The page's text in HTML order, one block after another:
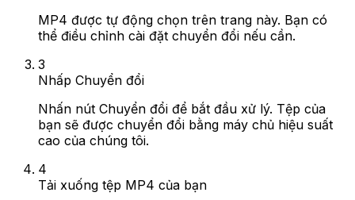
MP4 được tự động chọn trên trang này. Bạn có
thể điều chỉnh cài đặt chuyển đổi nếu cần.
3
Nhấp Chuyển đổi
Nhấn nút Chuyển đổi để bắt đầu xử lý. Tệp của
bạn sẽ được chuyển đổi bằng máy chủ hiệu suất
cao của chúng tôi.
4
Tải xuống tệp MP4 của bạn